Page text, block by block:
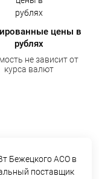
цены в
рублях
не зависит от
курса валют
Бежецкого АСО в
поставщик